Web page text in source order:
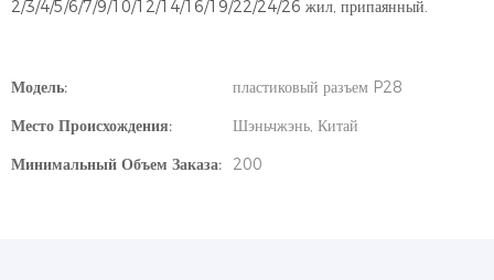
2/3/4/5/6/7/9/10/12/14/16/19/22/24/26 жил, припаянный.
Модель:
пластиковый разъем P28
Место Происхождения:
Шэньчжэнь, Китай
Минимальный Объем Заказа:
200